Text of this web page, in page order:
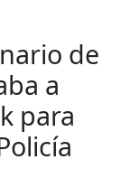
de
a
para